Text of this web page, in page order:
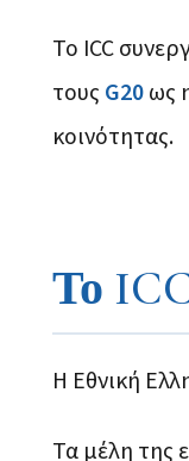
Το ICC
τους G20ως
κοινότητας.
Το
Η Εθνική
Τα μέλη της